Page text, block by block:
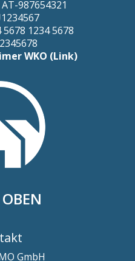
987654321
1234 5678
WKO (Link)
GmbH